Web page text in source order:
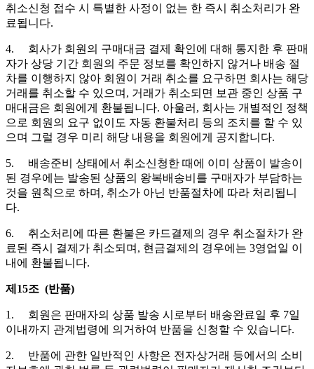
취소신청 접수 시 특별한 사정이 없는 한 즉시 취소처리가 완
료됩니다.
4. 회사가 회원의 구매대금 결제 확인에 대해 통지한 후 판매
자가 상당 기간 회원의 주문 정보를 확인하지 않거나 배송 절
차를 이행하지 않아 회원이 거래 취소를 요구하면 회사는 해당
거래를 취소할 수 있으며, 거래가 취소되면 보관 중인 상품 구
매대금은 회원에게 환불됩니다. 아울러, 회사는 개별적인 정책
으로 회원의 요구 없이도 자동 환불처리 등의 조치를 할 수 있
으며 그럴 경우 미리 해당 내용을 회원에게 공지합니다.
5. 배송준비 상태에서 취소신청한 때에 이미 상품이 발송이
된 경우에는 발송된 상품의 왕복배송비를 구매자가 부담하는
것을 원칙으로 하며, 취소가 아닌 반품절차에 따라 처리됩니
다.
6. 취소처리에 따른 환불은 카드결제의 경우 취소절차가 완
료된 즉시 결제가 취소되며, 현금결제의 경우에는 3영업일 이
내에 환불됩니다.
제15조 (반품)
1. 회원은 판매자의 상품 발송 시로부터 배송완료일 후 7일
이내까지 관계법령에 의거하여 반품을 신청할 수 있습니다.
2. 반품에 관한 일반적인 사항은 전자상거래 등에서의 소비